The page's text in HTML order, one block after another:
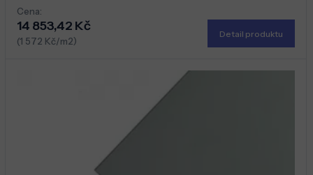
Cena:
14 853,42 Kč
(1 572 Kč/m2)
Detail produktu